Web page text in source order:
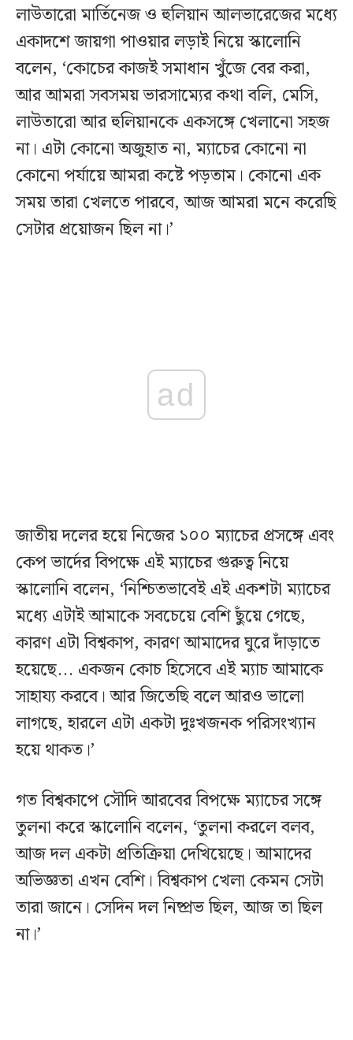
লাউতারো মার্তিনেজ ও হুলিয়ান আলভারেজের মধ্যে
একাদশে জায়গা পাওয়ার লড়াই নিয়ে স্কালোনি
বলেন, ‘কোচের কাজই সমাধান খুঁজে বের করা,
আর আমরা সবসময় ভারসাম্যের কথা বলি, মেসি,
লাউতারো আর হুলিয়ানকে একসঙ্গে খেলানো সহজ
না। এটা কোনো অজুহাত না, ম্যাচের কোনো না
কোনো পর্যায়ে আমরা কষ্টে পড়তাম। কোনো এক
সময় তারা খেলতে পারবে, আজ আমরা মনে করেছি
সেটার প্রয়োজন ছিল না।’
ad
জাতীয় দলের হয়ে নিজের ১০০ ম্যাচের প্রসঙ্গে এবং
কেপ ভার্দের বিপক্ষে এই ম্যাচের গুরুত্ব নিয়ে
স্কালোনি বলেন, ‘নিশ্চিতভাবেই এই একশটা ম্যাচের
মধ্যে এটাই আমাকে সবচেয়ে বেশি ছুঁয়ে গেছে,
কারণ এটা বিশ্বকাপ, কারণ আমাদের ঘুরে দাঁড়াতে
হয়েছে... একজন কোচ হিসেবে এই ম্যাচ আমাকে
সাহায্য করবে। আর জিতেছি বলে আরও ভালো
লাগছে, হারলে এটা একটা দুঃখজনক পরিসংখ্যান
হয়ে থাকত।’
গত বিশ্বকাপে সৌদি আরবের বিপক্ষে ম্যাচের সঙ্গে
তুলনা করে স্কালোনি বলেন, ‘তুলনা করলে বলব,
আজ দল একটা প্রতিক্রিয়া দেখিয়েছে। আমাদের
অভিজ্ঞতা এখন বেশি। বিশ্বকাপ খেলা কেমন সেটা
তারা জানে। সেদিন দল নিষ্প্রভ ছিল, আজ তা ছিল
না।’